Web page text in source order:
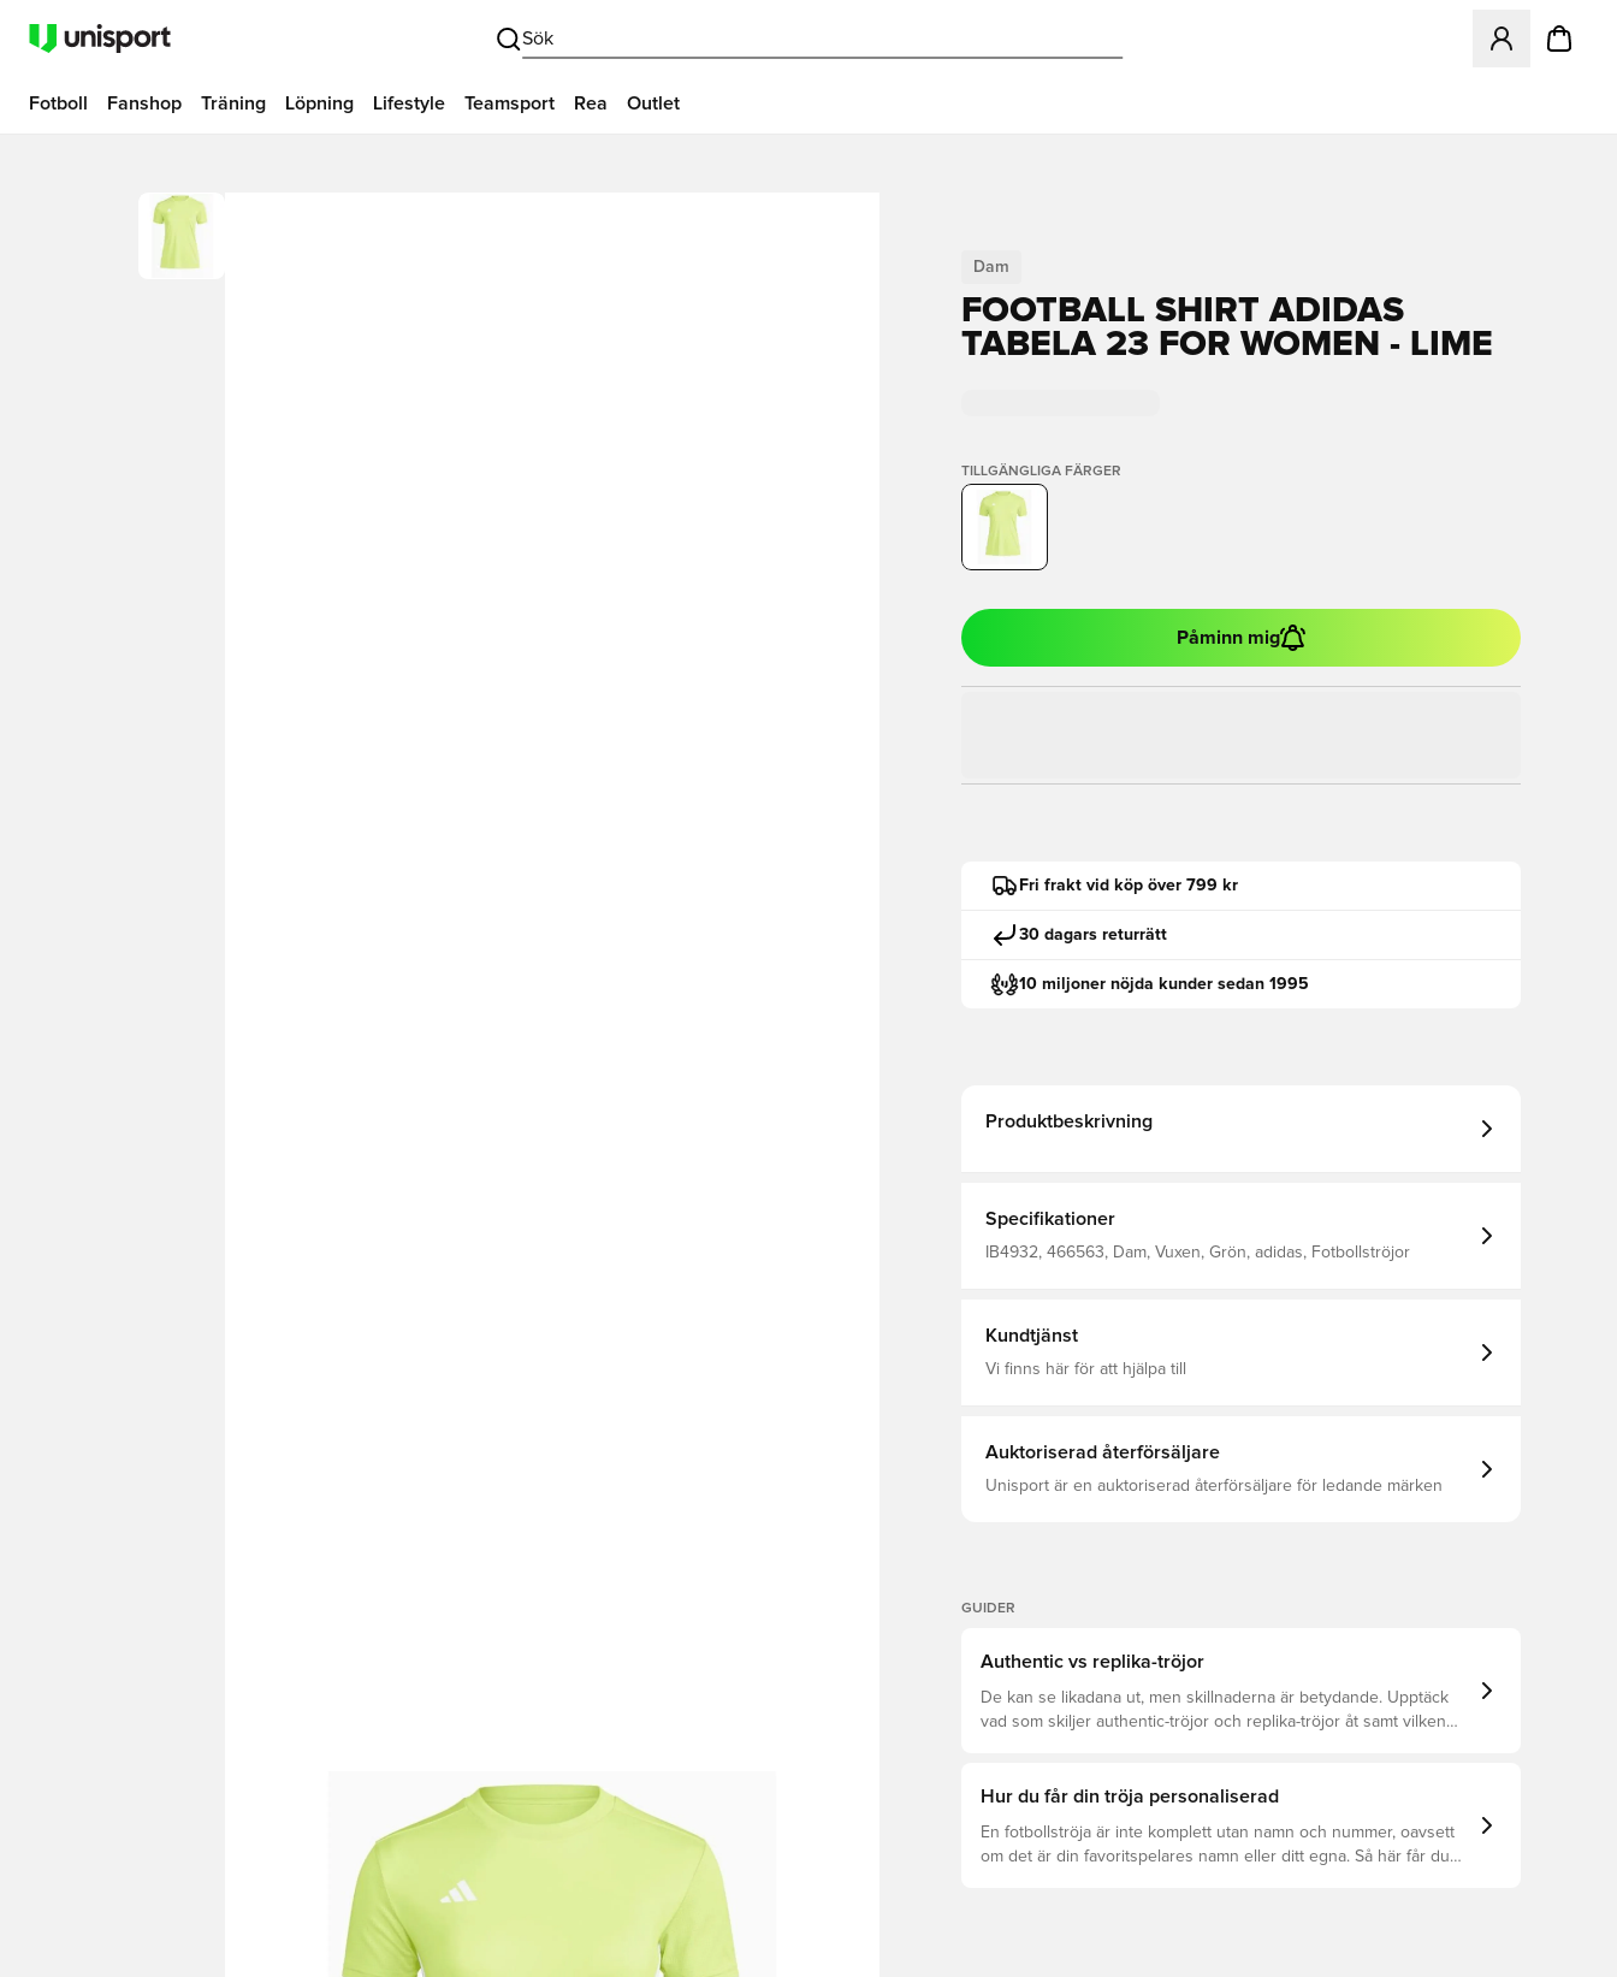
Sök
Öppnar en
Fotboll Fanshop Träning Löpning Lifestyle Teamsport Rea Outlet
Dam
FOOTBALL SHIRT ADIDAS
TABELA 23 FOR WOMEN - LIME
TILLGÄNGLIGA FÄRGER
Påminn mig
Fri frakt vid köp över 799 kr
30 dagars returrätt
10 miljoner nöjda kunder sedan 1995
Produktbeskrivning
Specifikationer
IB4932, 466563, Dam, Vuxen, Grön, adidas, Fotbollströjor
Kundtjänst
Vi finns här för att hjälpa till
Auktoriserad återförsäljare
Unisport är en auktoriserad återförsäljare för ledande märken
GUIDER
Authentic vs replika-tröjor
De kan se likadana ut, men skillnaderna är betydande. Upptäck
vad som skiljer authentic-tröjor och replika-tröjor åt samt vilken
Hur du får din tröja personaliserad
En fotbollströja är inte komplett utan namn och nummer, oavsett
om det är din favoritspelares namn eller ditt egna. Så här får du